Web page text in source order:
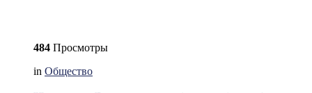
484 Просмотры
in Общество